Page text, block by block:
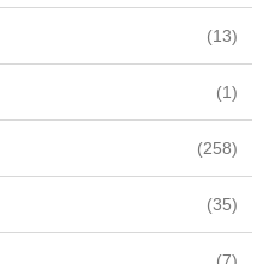
(13)
(1)
(258)
(35)